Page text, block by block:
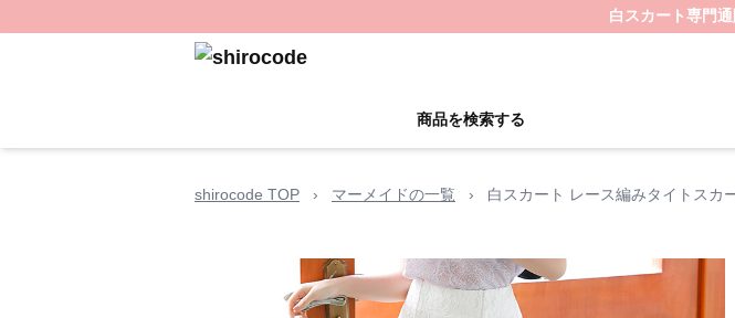
白スカート専門
商品を検索する
shirocode TOP › マーメイドの一覧 › 白スカート レース編みタイトスカ